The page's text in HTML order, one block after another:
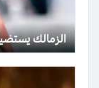
الزمالك